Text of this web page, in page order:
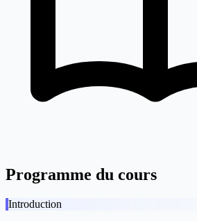
Programme du cours
Introduction